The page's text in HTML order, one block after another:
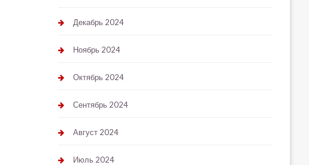
Декабрь 2024
Ноябрь 2024
Октябрь 2024
Сентябрь 2024
Август 2024
Июль 2024